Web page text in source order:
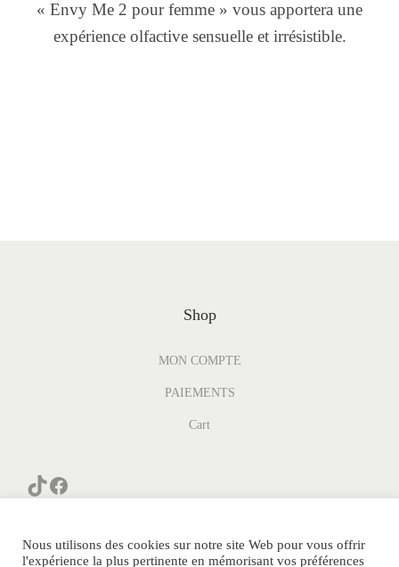
« Envy Me 2 pour femme » vous apportera une
expérience olfactive sensuelle et irrésistible.
Shop
MON COMPTE
PAIEMENTS
Cart
Nous utilisons des cookies sur notre site Web pour vous offrir
l'expérience la plus pertinente en mémorisant vos préférences